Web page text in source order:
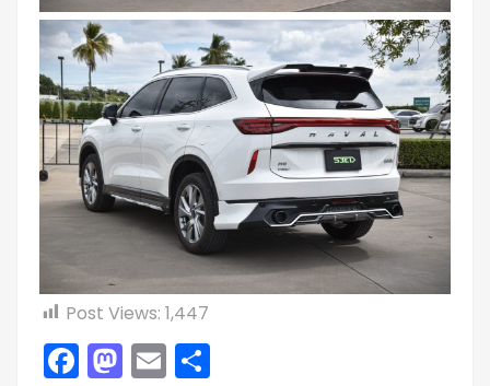
Post Views: 1,447
Facebook
Mastodon
Email